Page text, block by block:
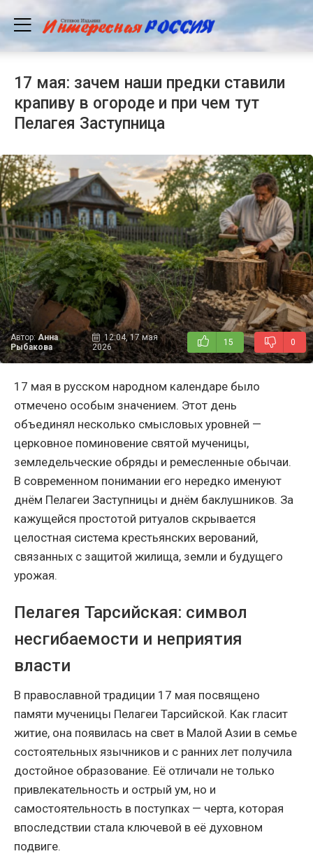
17 мая: зачем наши предки ставили
крапиву в огороде и при чем тут
Пелагея Заступница
Автор: Анна
Рыбакова
12:04, 17 мая
2026
15 0
17 мая в русском народном календаре было
отмечено особым значением. Этот день
объединял несколько смысловых уровней —
церковное поминовение святой мученицы,
земледельческие обряды и ремесленные обычаи.
В современном понимании его нередко именуют
днём Пелагеи Заступницы и днём баклушников. За
кажущейся простотой ритуалов скрывается
целостная система крестьянских верований,
связанных с защитой жилища, земли и будущего
урожая.
Пелагея Тарсийская: символ
несгибаемости и неприятия
власти
В православной традиции 17 мая посвящено
памяти мученицы Пелагеи Тарсийской. Как гласит
житие, она появилась на свет в Малой Азии в семье
состоятельных язычников и с ранних лет получила
достойное образование. Её отличали не только
привлекательность и острый ум, но и
самостоятельность в поступках — черта, которая
впоследствии стала ключевой в её духовном
подвиге.